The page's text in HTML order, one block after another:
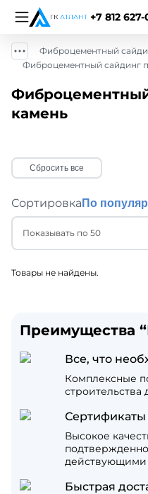
+7 812
Фиброцементный
Фиброцементный сайдинг
камень
Сбросить все
Сортировка По
Показывать по 50
Товары не найдены.
Преимущества
Все, что
Комплексные
строительства
Сертификаты
Высокое
действующими
Быстрая